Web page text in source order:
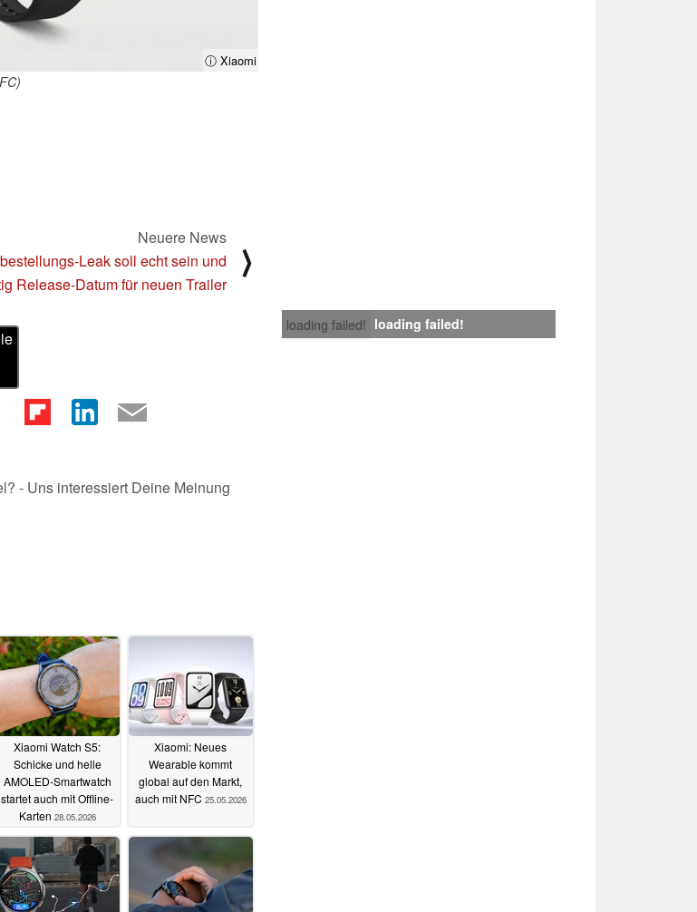
ⓘ Xiaomi
Neuere News
Leak soll echt sein und
Release-Datum für neuen Trailer
⟩
loading failed! loading failed!
- Uns interessiert Deine Meinung
Xiaomi Watch S5:
Schicke und helle
AMOLED-Smartwatch
startet auch mit Offline-
Karten 28.05.2026
Xiaomi: Neues
Wearable kommt
global auf den Markt,
auch mit NFC 25.05.2026